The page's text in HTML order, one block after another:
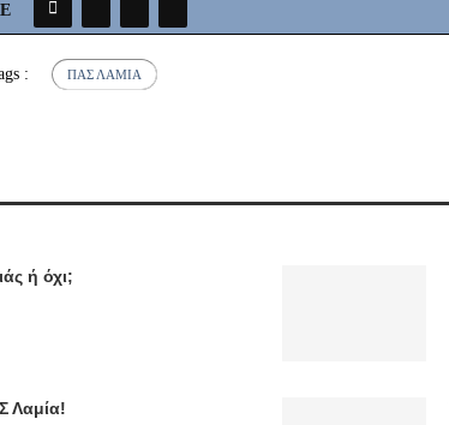
: ΠΑΣ ΛΑΜΊΑ
ή όχι;
Λαμία!